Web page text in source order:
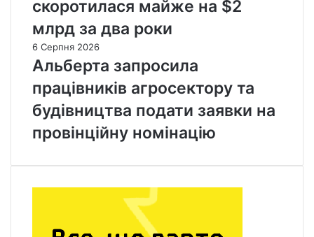
скоротилася майже на $2
млрд за два роки
6 Серпня 2026
Альберта запросила
працівників агросектору та
будівництва подати заявки на
провінційну номінацію